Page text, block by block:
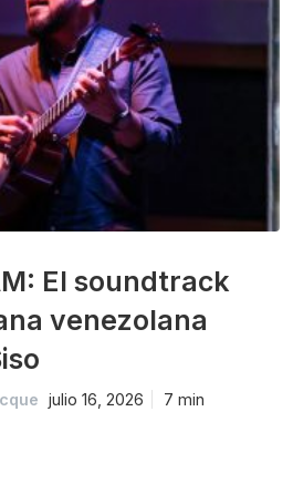
El soundtrack
venezolana
julio 16, 2026 7 min